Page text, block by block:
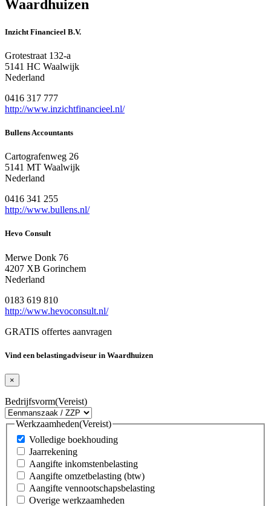
Waardhuizen
Inzicht Financieel B.V.
Grotestraat 132-a
5141 HC Waalwijk
Nederland
0416 317 777
http://www.inzichtfinancieel.nl/
Bullens Accountants
Cartografenweg 26
5141 MT Waalwijk
Nederland
0416 341 255
http://www.bullens.nl/
Hevo Consult
Merwe Donk 76
4207 XB Gorinchem
Nederland
0183 619 810
http://www.hevoconsult.nl/
GRATIS offertes aanvragen
Vind een belastingadviseur in Waardhuizen
×
Bedrijfsvorm(Vereist)
Werkzaamheden(Vereist)
Volledige boekhouding
Jaarrekening
Aangifte inkomstenbelasting
Aangifte omzetbelasting (btw)
Aangifte vennootschapsbelasting
Overige werkzaamheden